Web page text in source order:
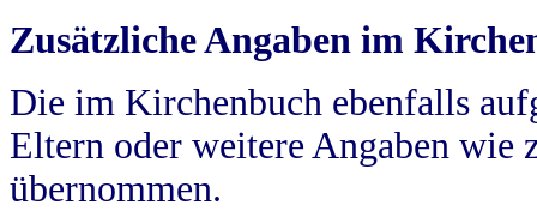
Zusätzliche Angaben im
Die im Kirchenbuch ebenfalls
Eltern oder weitere Angaben wie
übernommen.